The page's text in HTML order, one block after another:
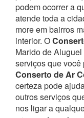
podem ocorrer a
atende toda a
more em bairros
interior. O
Marido de
serviços que
Conserto de Ar
certeza pode
outros serviços
nos ligar a